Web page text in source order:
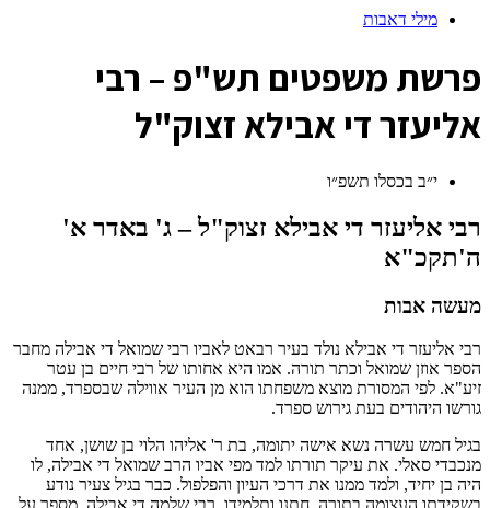
מילי דאבות
פרשת משפטים תש"פ – רבי
אליעזר די אבילא זצוק"ל
י״ב בכסלו תשפ״ו
רבי אליעזר די אבילא זצוק"ל – ג' באדר א'
ה'תקכ"א
מעשה אבות
רבי אליעזר די אבילא נולד בעיר רבאט לאביו רבי שמואל די אבילה מחבר
הספר אוזן שמואל וכתר תורה. אמו היא אחותו של רבי חיים בן עטר
זיע"א. לפי המסורת מוצא משפחתו הוא מן העיר אווילה שבספרד, ממנה
גורשו היהודים בעת גירוש ספרד.
בגיל חמש עשרה נשא אישה יתומה, בת ר' אליהו הלוי בן שושן, אחד
מנכבדי סאלי. את עיקר תורתו למד מפי אביו הרב שמואל די אבילה, לו
היה בן יחיד, ולמד ממנו את דרכי העיון והפלפול. כבר בגיל צעיר נודע
בשקידתו העצומה בתורה, חתנו ותלמידו, רבי שלמה די אבילה, מספר על